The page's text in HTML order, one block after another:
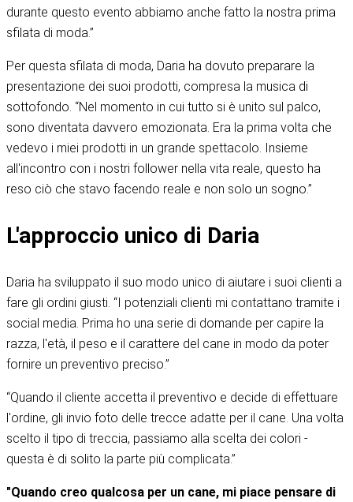
durante questo evento abbiamo anche fatto la nostra prima
sfilata di moda.”
Per questa sfilata di moda, Daria ha dovuto preparare la
presentazione dei suoi prodotti, compresa la musica di
sottofondo. “Nel momento in cui tutto si è unito sul palco,
sono diventata davvero emozionata. Era la prima volta che
vedevo i miei prodotti in un grande spettacolo. Insieme
all'incontro con i nostri follower nella vita reale, questo ha
reso ciò che stavo facendo reale e non solo un sogno.”
L'approccio unico di Daria
Daria ha sviluppato il suo modo unico di aiutare i suoi clienti a
fare gli ordini giusti. “I potenziali clienti mi contattano tramite i
social media. Prima ho una serie di domande per capire la
razza, l'età, il peso e il carattere del cane in modo da poter
fornire un preventivo preciso.”
“Quando il cliente accetta il preventivo e decide di effettuare
l'ordine, gli invio foto delle trecce adatte per il cane. Una volta
scelto il tipo di treccia, passiamo alla scelta dei colori -
questa è di solito la parte più complicata.”
"Quando creo qualcosa per un cane, mi piace pensare di